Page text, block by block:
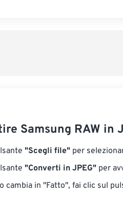
Samsung RAW in
"Scegli file" per
"Converti in JPEG" per
cambia in "Fatto", fai clic sul